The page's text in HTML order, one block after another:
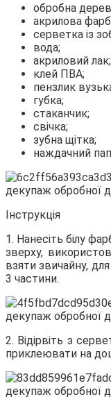
обробна
акрилова
серветка із
вода;
акриловий лак;
клей ПВА;
пензлик
губка;
стаканчик;
свічка;
зубна щітка;
наждачний
Інструкція
1. Нанесіть білу
зверху,
взяти звичайну,
3 частини.
2. Відірвіть з
приклеювати на